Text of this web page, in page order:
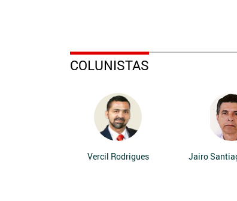
COLUNISTAS
Vercil Rodrigues Jairo